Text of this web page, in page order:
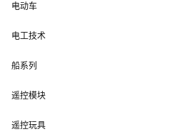
电动车
电工技术
船系列
遥控模块
遥控玩具